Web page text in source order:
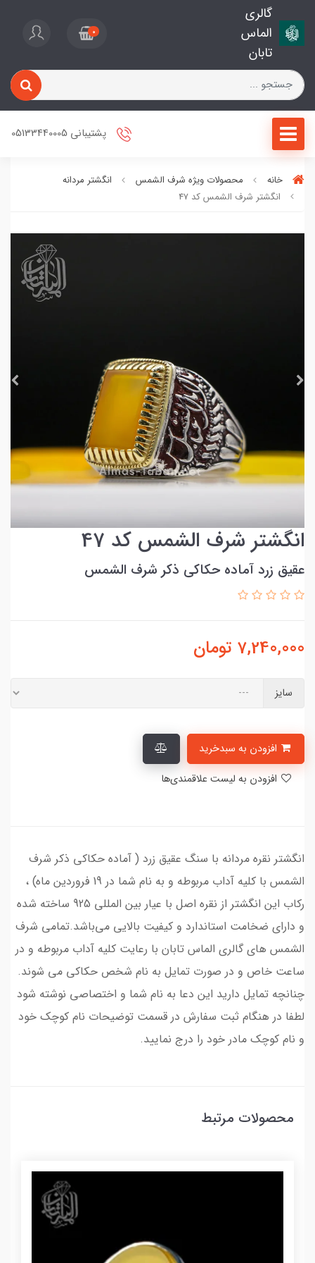
گالری
الماس
تابان
0
پشتیبانی 05133440005
خانه محصولات ویژه شرف الشمس
انگشتر مردانه
انگشتر شرف الشمس کد 47
انگشتر شرف الشمس کد 47
عقیق زرد آماده حکاکی ذکر شرف الشمس
7,240,000 تومان
سایز
انگشتر نقره مردانه با سنگ عقیق زرد ( آماده حکاکی ذکر شرف
الشمس با کلیه آداب مربوطه و به نام شما در 19 فروردین ماه) ،
رکاب این انگشتر از نقره اصل با عیار بین المللی 925 ساخته شده
و دارای ضخامت استاندارد و کیفیت بالایی می‌باشد.تمامی شرف
الشمس های گالری الماس تابان با رعایت کلیه آداب مربوطه و در
ساعت خاص و در صورت تمایل به نام شخص حکاکی می شوند.
چنانچه تمایل دارید این دعا به نام شما و اختصاصی نوشته شود
لطفا در هنگام ثبت سفارش در قسمت توضیحات نام کوچک خود
و نام کوچک مادر خود را درج نمایید.
محصولات مرتبط